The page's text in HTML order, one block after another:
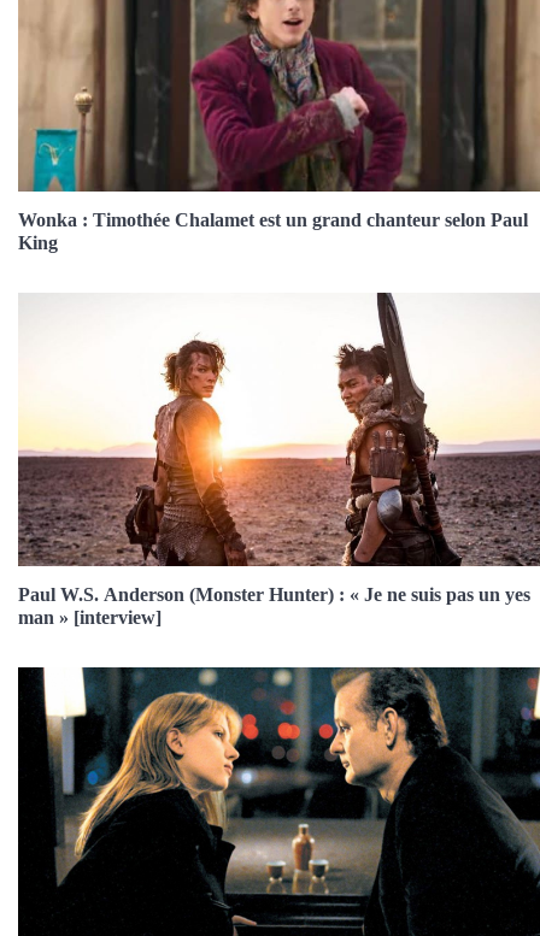
Wonka : Timothée Chalamet est un grand chanteur selon Paul
King
Paul W.S. Anderson (Monster Hunter) : « Je ne suis pas un yes
man » [interview]